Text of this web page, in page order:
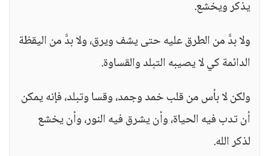
يذكر ويخشع.
ولا بدَّ من الطرق عليه حتى يشف ويرق، ولا بدَّ من اليقظة
الدائمة كي لا يصيبه التبلد والقساوة.
ولكن لا بأس من قلب خمد وجمد، وقسا وتبلد، فإنه يمكن
أن تدب فيه الحياة، وأن يشرق فيه النور، وأن يخشع
لذكر الله.